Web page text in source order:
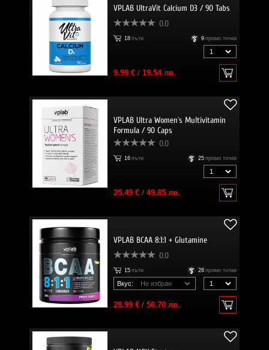
VPLAB UltraVit Calcium D3 / 90 Tabs
0.0
18 пъти 9 промо точки
9.99 €/ 19.54 лв.
VPLAB Ultra Women`s Multivitamin
Formula / 90 Caps
0.0
16 пъти 25 промо точки
25.49 €/ 49.85 лв.
VPLAB BCAA 8:1:1 + Glutamine
0.0
15 пъти 28 промо точки
Вкус:
28.99 €/ 56.70 лв.